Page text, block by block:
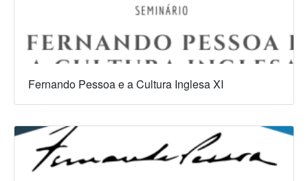
Fernando Pessoa e a Cultura Inglesa XI